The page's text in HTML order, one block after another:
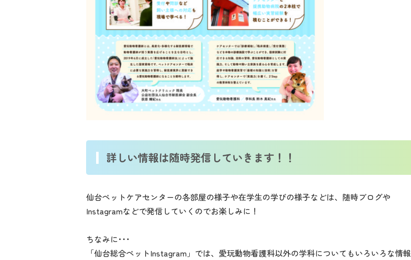
詳しい情報は随時発信していきます！！
仙台ペットケアセンターの各部屋の様子や在学生の学びの様子などは、随時ブログや
Instagramなどで発信していくのでお楽しみに！
ちなみに･･･
「仙台総合ペットInstagram」では、愛玩動物看護科以外の学科についてもいろいろな情報